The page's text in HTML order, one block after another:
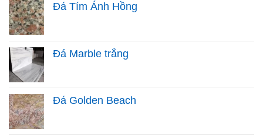
Đá Tím Ánh Hồng
Đá Marble trắng
Đá Golden Beach